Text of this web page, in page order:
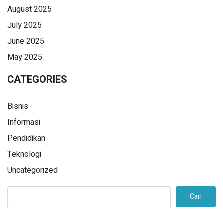
August 2025
July 2025
June 2025
May 2025
CATEGORIES
Bisnis
Informasi
Pendidikan
Teknologi
Uncategorized
Cari